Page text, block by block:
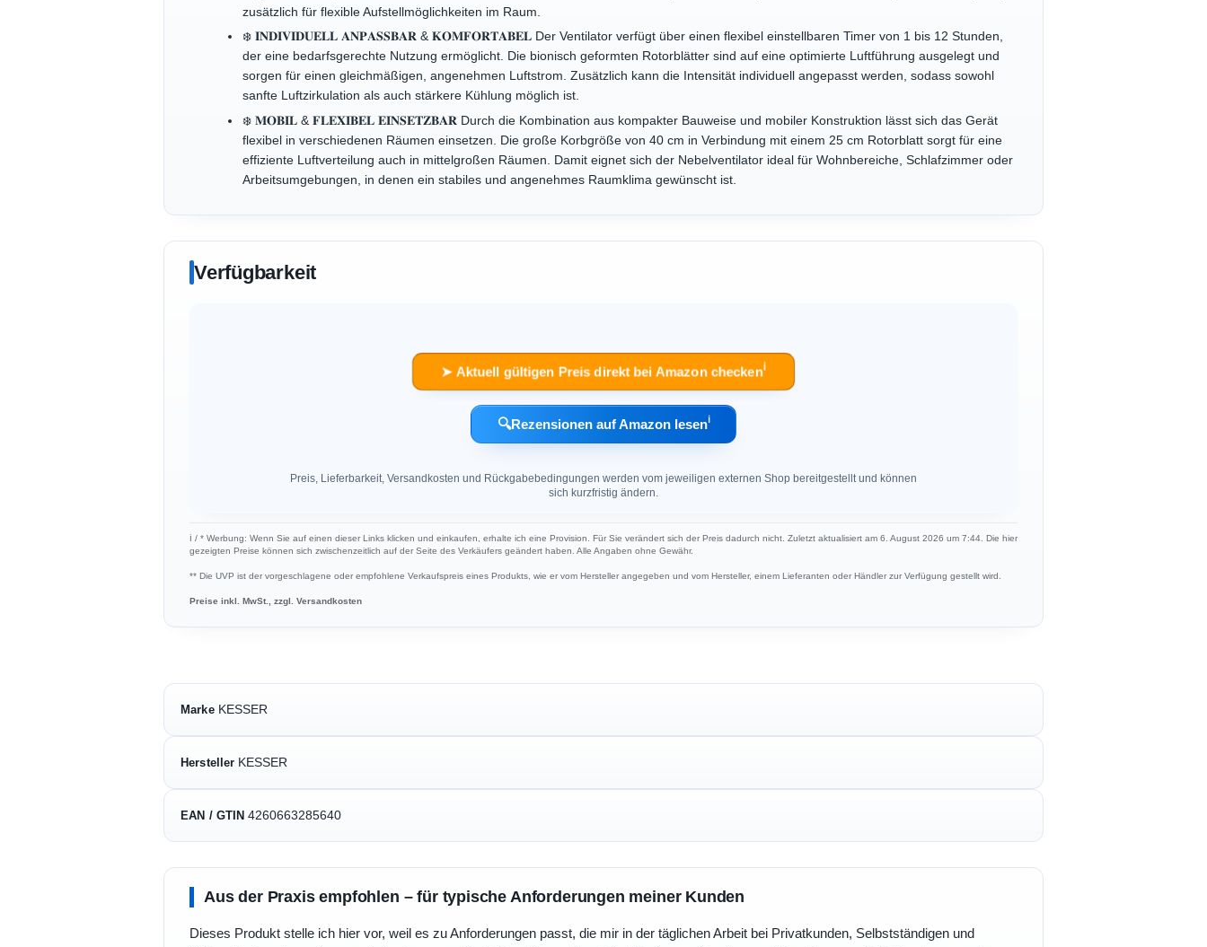
zusätzlich für flexible Aufstellmöglichkeiten im Raum.
❄️ 𝐈𝐍𝐃𝐈𝐕𝐈𝐃𝐔𝐄𝐋𝐋 𝐀𝐍𝐏𝐀𝐒𝐒𝐁𝐀𝐑 & 𝐊𝐎𝐌𝐅𝐎𝐑𝐓𝐀𝐁𝐄𝐋 Der Ventilator verfügt über einen flexibel einstellbaren Timer von 1 bis 12 Stunden,
der eine bedarfsgerechte Nutzung ermöglicht. Die bionisch geformten Rotorblätter sind auf eine optimierte Luftführung ausgelegt und
sorgen für einen gleichmäßigen, angenehmen Luftstrom. Zusätzlich kann die Intensität individuell angepasst werden, sodass sowohl
sanfte Luftzirkulation als auch stärkere Kühlung möglich ist.
❄️ 𝐌𝐎𝐁𝐈𝐋 & 𝐅𝐋𝐄𝐗𝐈𝐁𝐄𝐋 𝐄𝐈𝐍𝐒𝐄𝐓𝐙𝐁𝐀𝐑 Durch die Kombination aus kompakter Bauweise und mobiler Konstruktion lässt sich das Gerät
flexibel in verschiedenen Räumen einsetzen. Die große Korbgröße von 40 cm in Verbindung mit einem 25 cm Rotorblatt sorgt für eine
effiziente Luftverteilung auch in mittelgroßen Räumen. Damit eignet sich der Nebelventilator ideal für Wohnbereiche, Schlafzimmer oder
Arbeitsumgebungen, in denen ein stabiles und angenehmes Raumklima gewünscht ist.
Verfügbarkeit
➤ Aktuell gültigen Preis direkt bei Amazon checkenℹ︎
🔍Rezensionen auf Amazon lesenℹ︎
Preis, Lieferbarkeit, Versandkosten und Rückgabebedingungen werden vom jeweiligen externen Shop bereitgestellt und können
sich kurzfristig ändern.
ℹ︎ / * Werbung: Wenn Sie auf einen dieser Links klicken und einkaufen, erhalte ich eine Provision. Für Sie verändert sich der Preis dadurch nicht. Zuletzt aktualisiert am 6. August 2026 um 7:44. Die hier
gezeigten Preise können sich zwischenzeitlich auf der Seite des Verkäufers geändert haben. Alle Angaben ohne Gewähr.
** Die UVP ist der vorgeschlagene oder empfohlene Verkaufspreis eines Produkts, wie er vom Hersteller angegeben und vom Hersteller, einem Lieferanten oder Händler zur Verfügung gestellt wird.
Preise inkl. MwSt., zzgl. Versandkosten
Marke KESSER
Hersteller KESSER
EAN / GTIN 4260663285640
Aus der Praxis empfohlen – für typische Anforderungen meiner Kunden
Dieses Produkt stelle ich hier vor, weil es zu Anforderungen passt, die mir in der täglichen Arbeit bei Privatkunden, Selbstständigen und